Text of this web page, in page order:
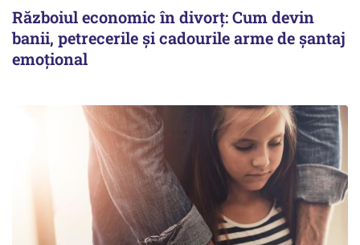
Războiul economic în divorț: Cum devin
banii, petrecerile și cadourile arme de șantaj
emoțional